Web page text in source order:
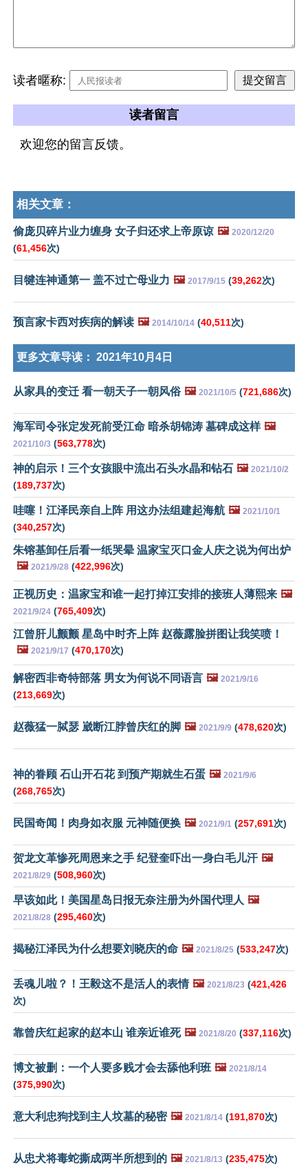
读者暱称:
读者留言
欢迎您的留言反馈。
相关文章：
偷庞贝碎片业力缠身 女子归还求上帝原谅 🖼️ 2020/12/20
(61,456次)
目犍连神通第一 盖不过亡母业力 🖼️ 2017/9/15 (39,262次)
预言家卡西对疾病的解读 🖼️ 2014/10/14 (40,511次)
更多文章导读： 2021年10月4日
从家具的变迁 看一朝天子一朝风俗 🖼️ 2021/10/5 (721,686次)
海军司令张定发死前受江命 暗杀胡锦涛 墓碑成这样 🖼️
2021/10/3 (563,778次)
神的启示！三个女孩眼中流出石头水晶和钻石 🖼️ 2021/10/2
(189,737次)
哇噻！江泽民亲自上阵 用这办法组建起海航 🖼️ 2021/10/1
(340,257次)
朱镕基卸任后看一纸哭晕 温家宝灭口金人庆之说为何出炉
🖼️ 2021/9/28 (422,996次)
正视历史：温家宝和谁一起打掉江安排的接班人薄熙来 🖼️
2021/9/24 (765,409次)
江曾肝儿颤颤 星岛中时齐上阵 赵薇露脸拼图让我笑喷！
🖼️ 2021/9/17 (470,170次)
解密西非奇特部落 男女为何说不同语言 🖼️ 2021/9/16
(213,669次)
赵薇猛一脦瑟 崴断江脖曾庆红的脚 🖼️ 2021/9/9 (478,620次)
神的眷顾 石山开石花 到预产期就生石蛋 🖼️ 2021/9/6
(268,765次)
民国奇闻！肉身如衣服 元神随便换 🖼️ 2021/9/1 (257,691次)
贺龙文革惨死周恩来之手 纪登奎吓出一身白毛儿汗 🖼️
2021/8/29 (508,960次)
早该如此！美国星岛日报无奈注册为外国代理人 🖼️
2021/8/28 (295,460次)
揭秘江泽民为什么想要刘晓庆的命 🖼️ 2021/8/25 (533,247次)
丢魂儿啦？！王毅这不是活人的表情 🖼️ 2021/8/23 (421,426
次)
靠曾庆红起家的赵本山 谁亲近谁死 🖼️ 2021/8/20 (337,116次)
博文被删：一个人要多贱才会去舔他利班 🖼️ 2021/8/14
(375,990次)
意大利忠狗找到主人坟墓的秘密 🖼️ 2021/8/14 (191,870次)
从忠犬将毒蛇撕成两半所想到的 🖼️ 2021/8/13 (235,475次)